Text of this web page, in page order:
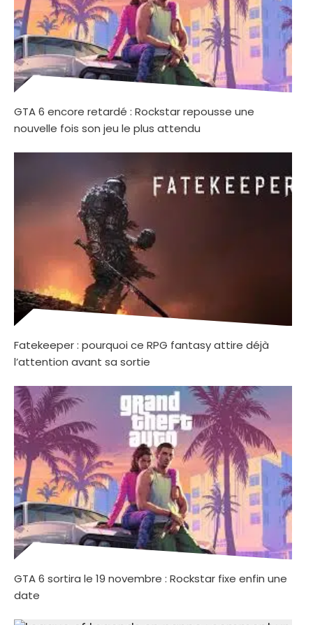
GTA 6 encore retardé : Rockstar repousse une
nouvelle fois son jeu le plus attendu
Fatekeeper : pourquoi ce RPG fantasy attire déjà
l’attention avant sa sortie
GTA 6 sortira le 19 novembre : Rockstar fixe enfin une
date